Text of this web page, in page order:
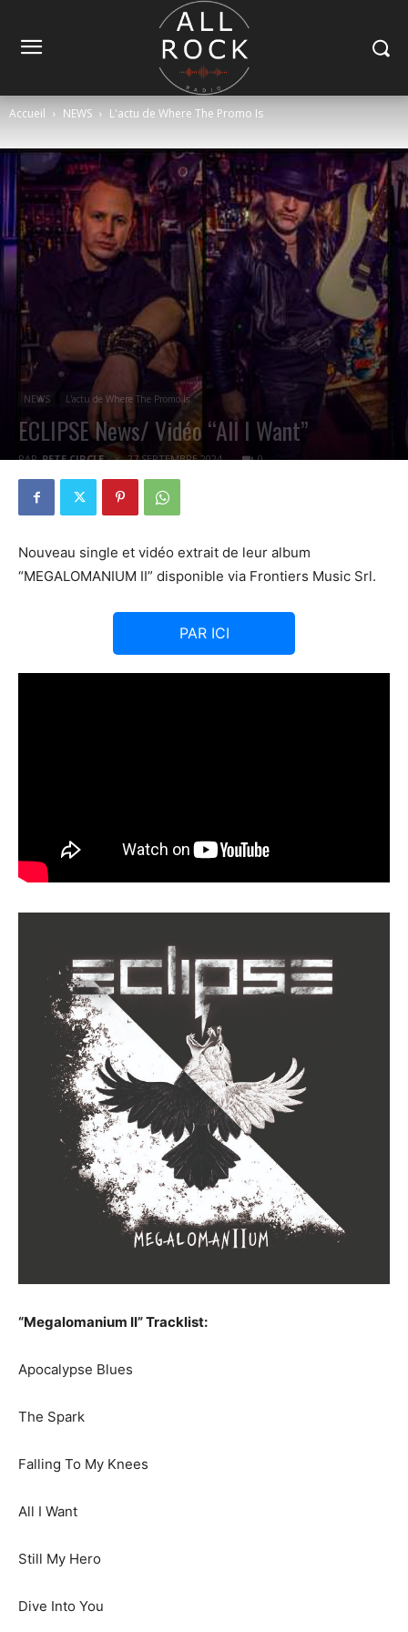
Accueil NEWS L'actu de Where The Promo Is
NEWS L'actu de Where The Promo Is
ECLIPSE News/ Vidéo “All I Want”
PAR PETE CIRCLE 27 SEPTEMBRE 2024 0
Nouveau single et vidéo extrait de leur album
“MEGALOMANIUM II” disponible via Frontiers Music Srl.
PAR ICI
“Megalomanium II” Tracklist:
Apocalypse Blues
The Spark
Falling To My Knees
All I Want
Still My Hero
Dive Into You